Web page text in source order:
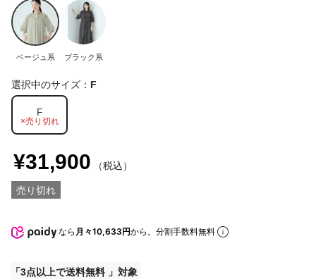
ベージュ系 ブラック系
選択中のサイズ： F
F
×売り切れ
¥31,900 （税込）
売り切れ
なら 月々10,633円から。分割手数料無料
3点以上で送料無料